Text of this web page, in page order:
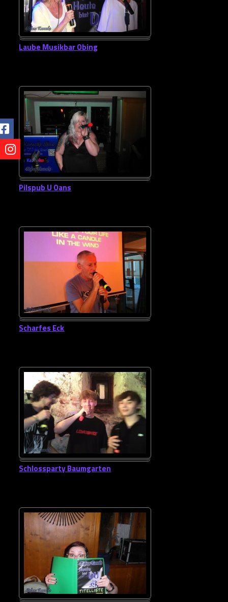
Laube Musikbar Obing
Pilspub U Oans
Scharfes Eck
Schlossparty Baumgarten